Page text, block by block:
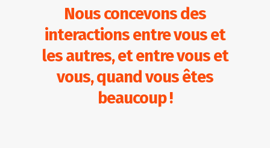
Nous concevons des
interactions entre vous et
les autres,et entre vous et
vous, quand vous êtes
beaucoup !